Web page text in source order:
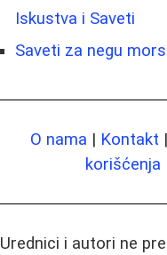
Iskustva i Saveti
Saveti za negu
O nama | Kontakt |
korišćenja
Urednici i autori ne